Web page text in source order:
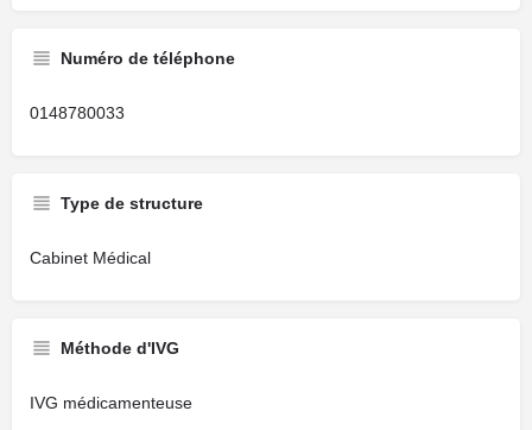
Numéro de téléphone
0148780033
Type de structure
Cabinet Médical
Méthode d'IVG
IVG médicamenteuse